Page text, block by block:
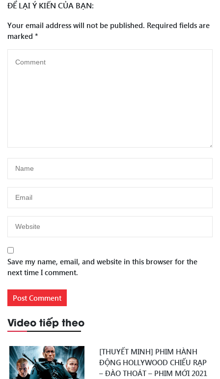
ĐỂ LẠI Ý KIẾN CỦA BẠN:
Your email address will not be published. Required fields are
marked *
Save my name, email, and website in this browser for the
next time I comment.
Video tiếp theo
[THUYẾT MINH] PHIM HÀNH
ĐỘNG HOLLYWOOD CHIẾU RẠP
– ĐÀO THOÁT – PHIM MỚI 2021